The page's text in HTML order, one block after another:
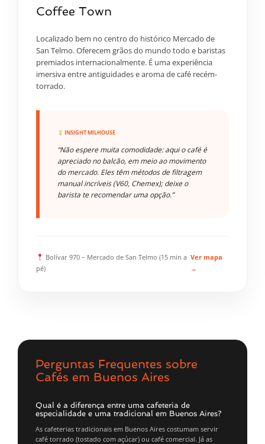
Coffee Town
Localizado bem no centro do histórico Mercado de
San Telmo. Oferecem grãos do mundo todo e baristas
premiados internacionalmente. É uma experiência
imersiva entre antiguidades e aroma de café recém-
torrado.
INSIGHT MILHOUSE
“Não espere muita comodidade: aqui o café é
apreciado no balcão, em meio ao movimento
do mercado. Eles têm métodos de filtragem
manual incríveis (V60, Chemex); deixe o
barista te recomendar uma opção.”
Bolívar 970 – Mercado de San Telmo (15 min a
pé)
Ver mapa
→
Perguntas Frequentes sobre
Cafés em Buenos Aires
Qual é a diferença entre uma cafeteria de
especialidade e uma tradicional em Buenos Aires?
As cafeterias tradicionais em Buenos Aires costumam servir
café torrado (tostado com açúcar) ou café comercial. Já as